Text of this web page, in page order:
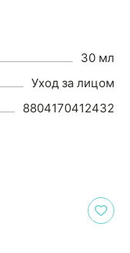
30 мл
Уход за лицом
8804170412432